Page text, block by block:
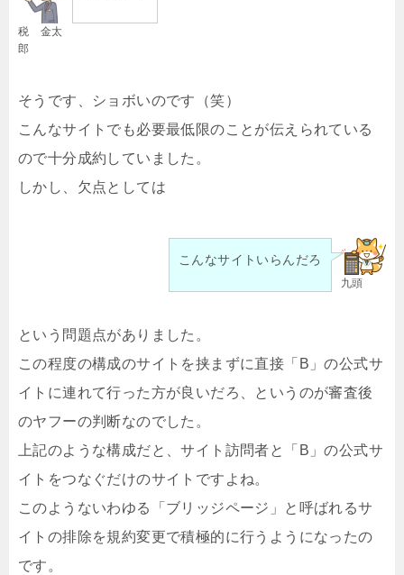
税 金太
郎
そうです、ショボいのです（笑）
こんなサイトでも必要最低限のことが伝えられている
ので十分成約していました。
しかし、欠点としては
九頭
こんなサイトいらんだろ
という問題点がありました。
この程度の構成のサイトを挟まずに直接「B」の公式サ
イトに連れて行った方が良いだろ、というのが審査後
のヤフーの判断なのでした。
上記のような構成だと、サイト訪問者と「B」の公式サ
イトをつなぐだけのサイトですよね。
このようないわゆる「ブリッジページ」と呼ばれるサ
イトの排除を規約変更で積極的に行うようになったの
です。